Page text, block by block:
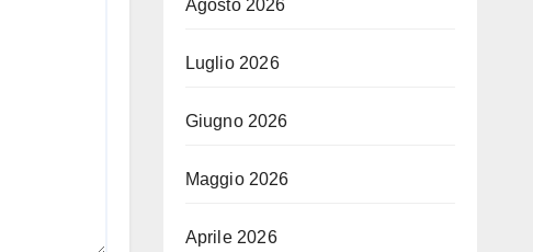
Agosto 2026
Luglio 2026
Giugno 2026
Maggio 2026
Aprile 2026